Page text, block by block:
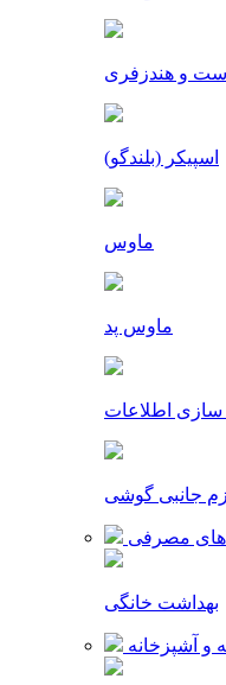
و هندزفری
اسپیکر (بلندگو)
ماوس
ماوس پد
سازی اطلاعات
جانبی گوشی
مصرفی
بهداشت خانگی
و آشپزخانه